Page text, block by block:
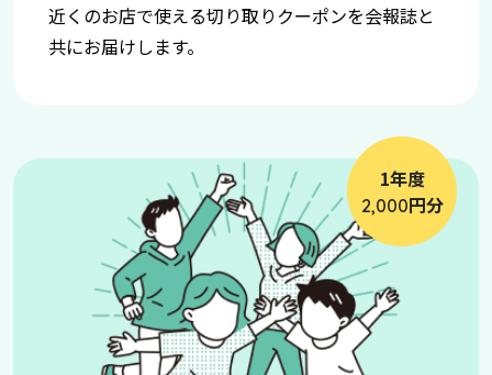
近くのお店で使える切り取りクーポンを会報誌と
共にお届けします。
1年度
2,000円分